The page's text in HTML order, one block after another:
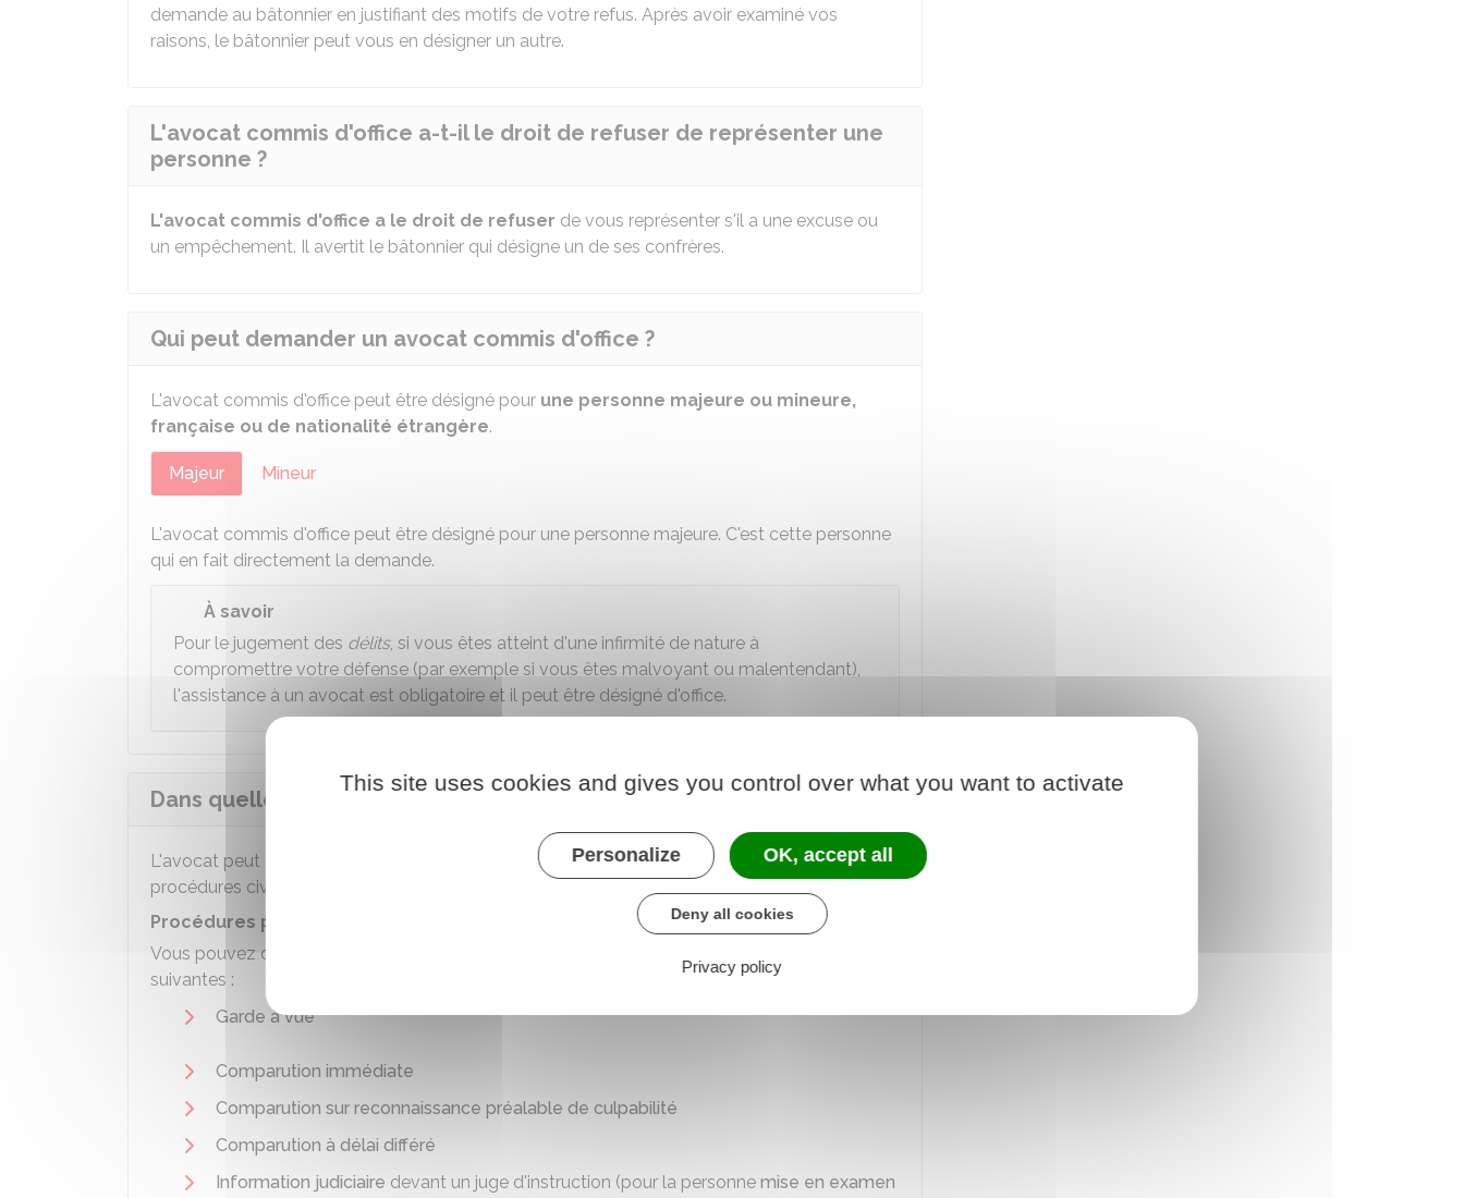
demande au bâtonnier en justifiant des motifs de votre refus. Après avoir examiné vos
raisons, le bâtonnier peut vous en désigner un autre.
L'avocat commis d'office a-t-il le droit de refuser de représenter une
personne ?
L'avocat commis d'office a le droit de refuser de vous représenter s'il a une excuse ou
un empêchement. Il avertit le bâtonnier qui désigne un de ses confrères.
Qui peut demander un avocat commis d'office ?
L'avocat commis d'office peut être désigné pour une personne majeure ou mineure,
française ou de nationalité étrangère.
Majeur Mineur
L'avocat commis d'office peut être désigné pour une personne majeure. C'est cette personne
qui en fait directement la demande.
À savoir
Pour le jugement des délits, si vous êtes atteint d'une infirmité de nature à
compromettre votre défense (par exemple si vous êtes malvoyant ou malentendant),
l'assistance à un avocat est obligatoire et il peut être désigné d'office.
Dans quelles procédures l'avocat commis d'office intervient-il ?
L'avocat peut être commis d'office pour des procédures pénales et pour certaines
procédures civiles ou administratives.
Procédures pénales
Vous pouvez demander la désignation d'un avocat commis d'office pour les procédures
suivantes :
Garde à vue
Comparution immédiate
Comparution sur reconnaissance préalable de culpabilité
Comparution à délai différé
Information judiciaire devant un juge d'instruction (pour la personne mise en examen
This site uses cookies and gives you control over what you want to activate
Personalize OK, accept all
Deny all cookies
Privacy policy